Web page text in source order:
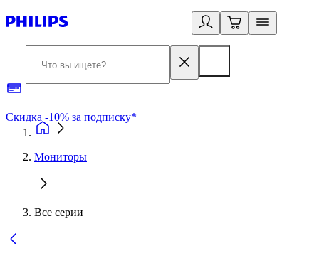
Скидка -10% за подписку*
Мониторы
Все серии